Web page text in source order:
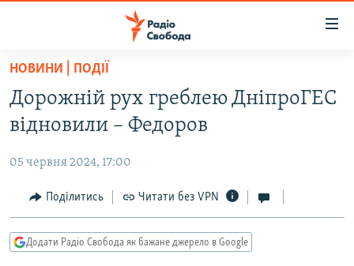
Перейти
основного
матеріалу
до
навігації
Перейти
до
ВСЕ ЗА ДОБУ
ПОЛІТИКА
ЕКОНОМІКА
КУЛЬТУРА
ВІЙНА
РОСІЙСЬКА «ФІЛЬТРАЦІЯ»
КРИМ.РЕАЛІЇ
НОВИНИ | ПОДІЇ
Дорожній рух греблею ДніпроГЕС
відновили – Федоров
05 червня 2024, 17:00
Поділитись Читати без VPN
Додати Радіо Свобода як бажане джерело в Google